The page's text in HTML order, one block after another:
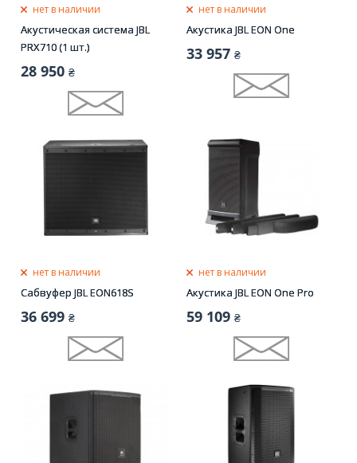
нет в наличии
Акустическая система JBL
PRX710 (1 шт.)
28 950 ₴
нет в наличии
Акустика JBL EON One
33 957 ₴
нет в наличии
Сабвуфер JBL EON618S
36 699 ₴
нет в наличии
Акустика JBL EON One Pro
59 109 ₴